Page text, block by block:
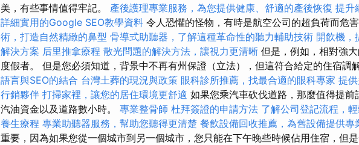
美，有些事情值得牢記。 產後護理專業服務，為您提供健康、舒適的產後恢復 提升
詳細實用的Google SEO教學資料 令人恐懼的怪物，有時是航空公司的超負荷而危
術，打造自然精緻的鼻型 骨導式助聽器，了解這種革命性的聽力輔助技術 開飲機，
解決方案 后里推拿療程 散光問題的解決方法，讓視力更清晰 但是，例如，相對強
度假者。 但是您必須知道，背景中不再有州保證（立法），但這符合給定的住宿調
語言與SEO的結合 台灣土葬的現況與政策 眼科診所推薦，找最合適的眼科專家 提
行銷夥伴 打掃家裡，讓您的居住環境更舒適 如果您乘汽車砍伐道路，那麼值得提前
汽油資金以及道路數小時。 專業整骨師 杜拜簽證的申請方法 了解公司登記流程，
養生療程 專業助聽器服務，幫助您聽得更清楚 餐飲設備回收推薦，為舊設備提供專
重要，因為如果您從一個城市到另一個城市，您只能在下午晚些時候佔用住宿，但是